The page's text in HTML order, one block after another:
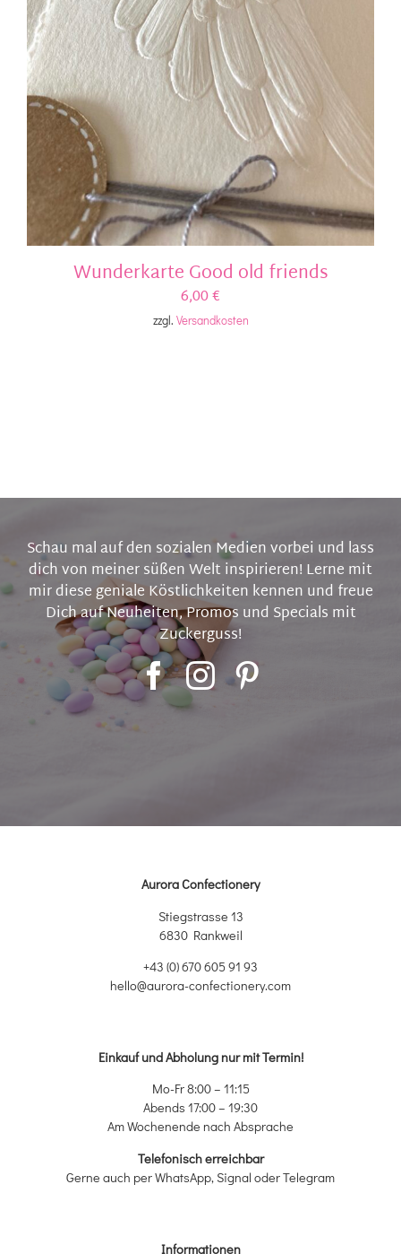
Wunderkarte Good old friends
6,00€
zzgl. Versandkosten
Schau mal auf den sozialen Medien vorbei und lass
dich von meiner süßen Welt inspirieren! Lerne mit
mir diese geniale Köstlichkeiten kennen und freue
Dich auf Neuheiten, Promos und Specials mit
Zuckerguss!
Aurora Confectionery
Stiegstrasse 13
6830 Rankweil
+43 (0) 670 605 91 93
hello@aurora-confectionery.com
Einkauf und Abholung nur mit Termin!
Mo-Fr 8:00 – 11:15
Abends 17:00 – 19:30
Am Wochenende nach Absprache
Telefonisch erreichbar
Gerne auch per WhatsApp, Signal oder Telegram
Informationen